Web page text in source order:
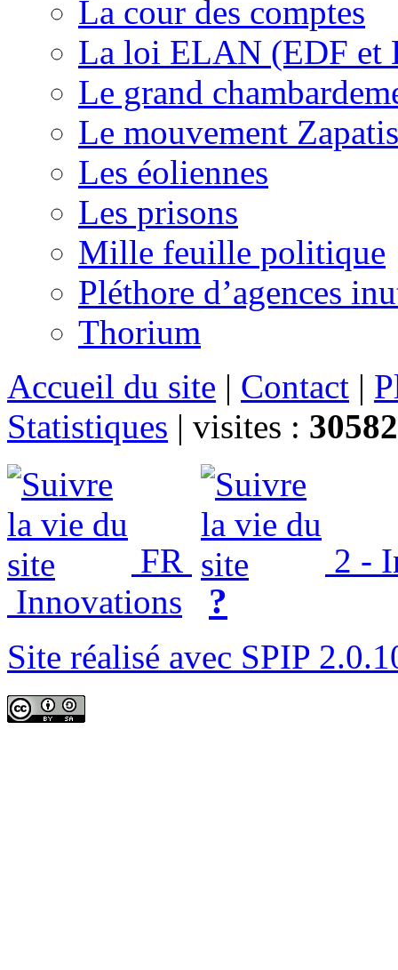
La cour des comptes
La loi ELAN (EDF et
Le grand
Le mouvement
Les éoliennes
Les prisons
Mille feuille politique
Pléthore d’agences
Thorium
Accueil du site | Contact |
Statistiques | visites :
FR
2 -
Innovations
?
Site réalisé avec SPIP